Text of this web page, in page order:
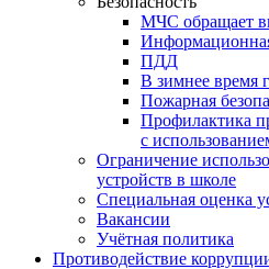
МЧС обращает
ПДД
В зимнее время
Пожарная
Профилактика
с
Ограничение
устройств в школе
Специальная оценка
Вакансии
Учётная политика
Противодействие